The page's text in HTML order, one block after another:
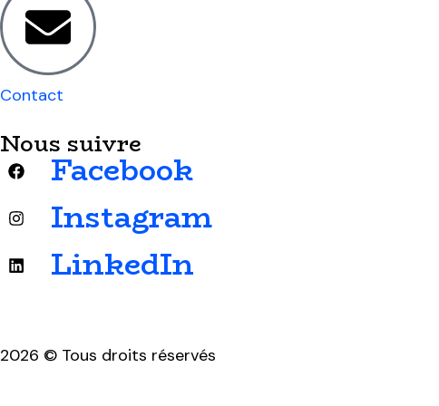
Contact
Nous suivre
Facebook
Instagram
LinkedIn
2026 © Tous droits réservés